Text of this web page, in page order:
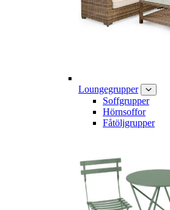
Loungegrupper
Soffgrupper
Hörnsoffor
Fåtöljgrupper